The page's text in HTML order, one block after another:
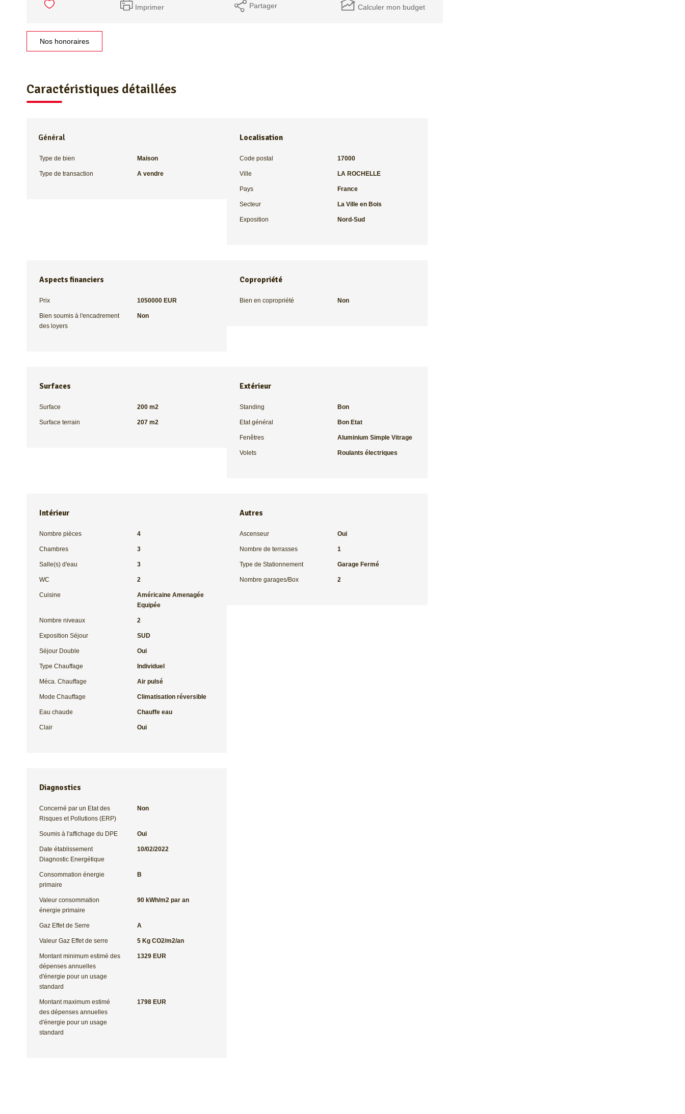
Imprimer Partager Calculer mon budget
Nos honoraires
Caractéristiques détaillées
Général
Type de bien Maison
Type de transaction A vendre
Localisation
Code postal 17000
Ville LA ROCHELLE
Pays France
Secteur La Ville en Bois
Exposition Nord-Sud
Aspects financiers
Prix 1050000 EUR
Bien soumis à l'encadrement
des loyers
Non
Copropriété
Bien en copropriété Non
Surfaces
Surface 200 m2
Surface terrain 207 m2
Extérieur
Standing Bon
Etat général Bon Etat
Fenêtres Aluminium Simple Vitrage
Volets Roulants électriques
Intérieur
Nombre pièces 4
Chambres 3
Salle(s) d'eau 3
WC 2
Cuisine
Américaine Amenagée
Equipée
Nombre niveaux 2
Exposition Séjour SUD
Séjour Double Oui
Type Chauffage Individuel
Méca. Chauffage Air pulsé
Mode Chauffage Climatisation réversible
Eau chaude Chauffe eau
Clair Oui
Autres
Ascenseur Oui
Nombre de terrasses 1
Type de Stationnement Garage Fermé
Nombre garages/Box 2
Diagnostics
Concerné par un Etat des
Risques et Pollutions (ERP)
Non
Soumis à l'affichage du DPE Oui
Date établissement
Diagnostic Energétique
10/02/2022
Consommation énergie
primaire
B
Valeur consommation
énergie primaire
90 kWh/m2 par an
Gaz Effet de Serre A
Valeur Gaz Effet de serre 5 Kg CO2/m2/an
Montant minimum estimé des
dépenses annuelles
d'énergie pour un usage
standard
1329 EUR
Montant maximum estimé
des dépenses annuelles
d'énergie pour un usage
standard
1798 EUR